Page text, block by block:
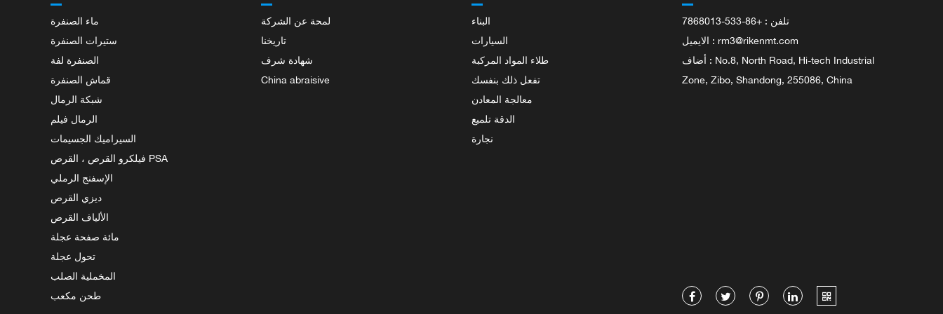
ماء الصنفرة
ستيرات الصنفرة
الصنفرة لفة
قماش الصنفرة
شبكة الرمال
الرمال فيلم
السيراميك الجسيمات
فيلكرو القرص ، القرص PSA
الإسفنج الرملي
ديزي القرص
الألياف القرص
مائة صفحة عجلة
تحول عجلة
المخملية الصلب
طحن مكعب
لمحة عن الشركة
تاريخنا
شهادة شرف
China abraisive
البناء
السيارات
طلاء المواد المركبة
تفعل ذلك بنفسك
معالجة المعادن
الدقة تلميع
نجارة
تلفن : +86-533-7868013
الايميل : rm3@rikenmt.com
أضاف : No.8, North Road, Hi-tech Industrial
Zone, Zibo, Shandong, 255086, China